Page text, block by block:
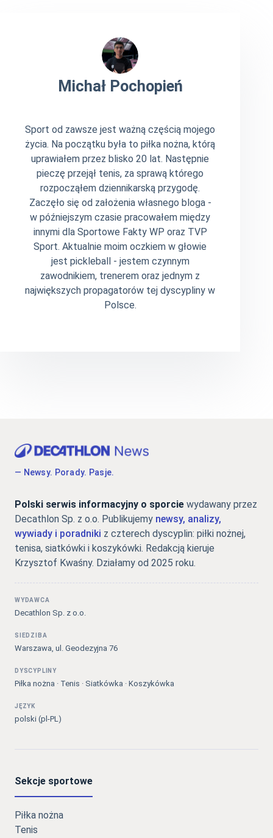
Michał Pochopień
Sport od zawsze jest ważną częścią mojego
życia. Na początku była to piłka nożna, którą
uprawiałem przez blisko 20 lat. Następnie
pieczę przejął tenis, za sprawą którego
rozpocząłem dziennikarską przygodę.
Zaczęło się od założenia własnego bloga -
w późniejszym czasie pracowałem między
innymi dla Sportowe Fakty WP oraz TVP
Sport. Aktualnie moim oczkiem w głowie
jest pickleball - jestem czynnym
zawodnikiem, trenerem oraz jednym z
największych propagatorów tej dyscypliny w
Polsce.
— Newsy. Porady. Pasje.
Polski serwis informacyjny o sporcie wydawany przez
Decathlon Sp. z o.o. Publikujemy newsy, analizy,
wywiady i poradniki z czterech dyscyplin: piłki nożnej,
tenisa, siatkówki i koszykówki. Redakcją kieruje
Krzysztof Kwaśny. Działamy od 2025 roku.
WYDAWCA
Decathlon Sp. z o.o.
SIEDZIBA
Warszawa, ul. Geodezyjna 76
DYSCYPLINY
Piłka nożna · Tenis · Siatkówka · Koszykówka
JĘZYK
polski (pl-PL)
Sekcje sportowe
Piłka nożna
Tenis